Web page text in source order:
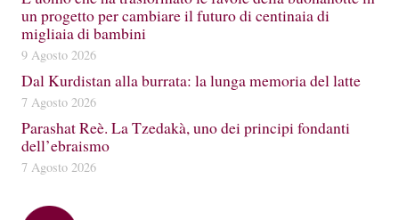
un progetto per cambiare il futuro di centinaia di
migliaia di bambini
9 Agosto 2026
Dal Kurdistan alla burrata: la lunga memoria del latte
7 Agosto 2026
Parashat Reè. La Tzedakà, uno dei principi fondanti
dell’ebraismo
7 Agosto 2026